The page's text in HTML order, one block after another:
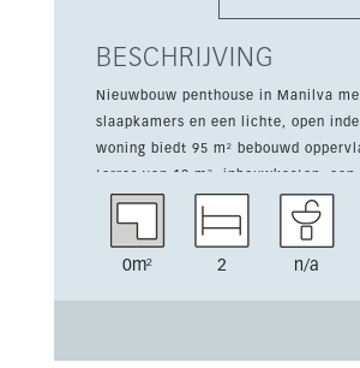
BESCHRIJVING
Nieuwbouw penthouse in Manilva
slaapkamers en een lichte, open
woning biedt 95 m² bebouwd
terras van 12 m², inbouwkasten, een
keuken en airconditioning warm/koud.
in een beveiligd complex op een
meeste woningen hebben zeezicht
0m² 2 n/a